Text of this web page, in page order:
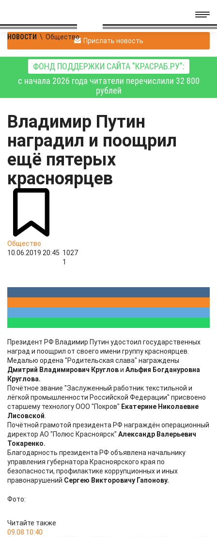
НОВОСТИ \ Общество Прислать новость
ФОНД ПОДДЕРЖКИ САЙТА "КРАСРАБ.РУ":
с начала 2026 года читатели перечислили 32 800
рублей
Владимир Путин
наградил и поощрил
ещё пятерых
красноярцев
Общество
10.06.2019 20:45 1027
1
Президент РФ Владимир Путин удостоил государственных
наград и поощрил от своего имени группу красноярцев.
Медалью ордена "Родительская слава" награждены
Дмитрий Владимирович Круглови Альфия Богдануровна
Круглова.
Почётное звание "Заслуженный работник текстильной и
лёгкой промышленности Российской Федерации" присвоено
старшему технологу ООО "Покров" Екатерине Николаевне
Лисовской
Почётной грамотой президента РФ награждён операционный
директор АО "Полюс Красноярск" Александр Валерьевич
Токаренко.
Благодарность президента РФ объявлена начальнику
управления губернатора Красноярского края по
безопасности, профилактике коррупционных и иных
правонарушений Сергею Викторовичу Гапонову.
Фото:
Читайте также
09.08 10:40